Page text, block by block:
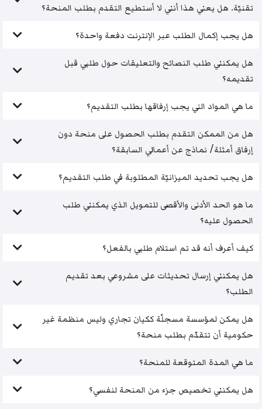
تقنيّة. هل يعني هذا أنني لا أستطيع التقدم بطلب المنحة؟
هل يجب إكمال الطلب عبر الإنترنت دفعة واحدة؟
هل يمكنني طلب النصائح والتعليقات حول طلبي قبل
تقديمه؟
ما هي المواد التي يجب إرفاقها بطلب التقديم؟
هل من الممكن التقدم بطلب الحصول على منحة دون
إرفاق أمثلة/ نماذج عن أعمالي السابقة؟
هل يجب تحديد الميزانيّة المطلوبة في طلب التقديم؟
ما هو الحد الأدنى والأقصى للتمويل الذي يمكنني طلب
الحصول عليه؟
كيف أعرف أنه قد تم استلام طلبي بالفعل؟
هل يمكنني إرسال تحديثات على مشروعي بعد تقديم
الطلب؟
هل يمكن لمؤسسة مسجلّة ككيان تجاري وليس منظمة غير
حكومية أن تتقدّم بطلب منحة؟
ما هي المدة المتوقعة للمنحة؟
هل يمكنني تخصيص جزء من المنحة لنفسي؟